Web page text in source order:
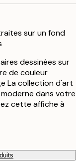
sur un fond
dessinées sur
de couleur
La collection d'art
dans votre
cette affiche à